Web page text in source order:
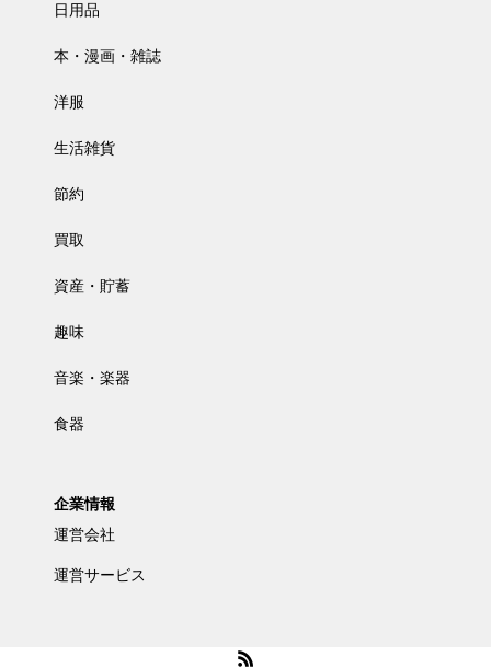
日用品
本・漫画・雑誌
洋服
生活雑貨
節約
買取
資産・貯蓄
趣味
音楽・楽器
食器
企業情報
運営会社
運営サービス